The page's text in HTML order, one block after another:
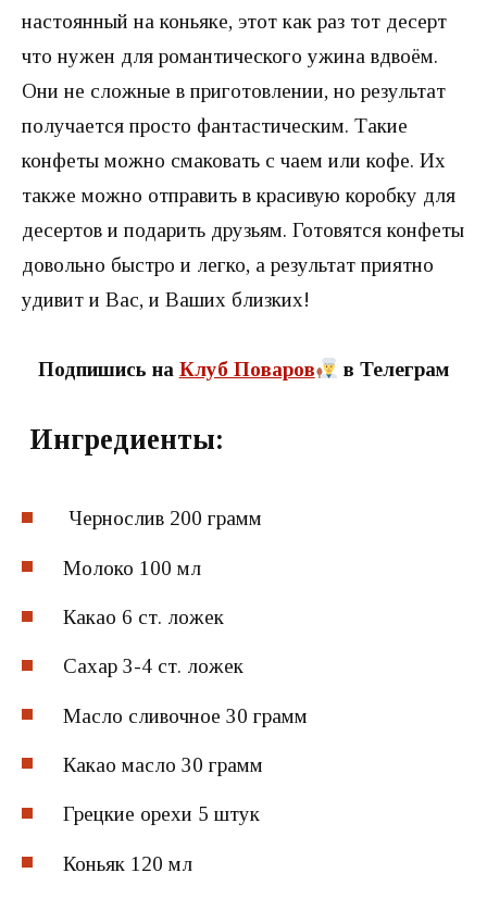
настоянный на коньяке, этот как раз тот десерт
что нужен для романтического ужина вдвоём.
Они не сложные в приготовлении, но результат
получается просто фантастическим. Такие
конфеты можно смаковать с чаем или кофе. Их
также можно отправить в красивую коробку для
десертов и подарить друзьям. Готовятся конфеты
довольно быстро и легко, а результат приятно
удивит и Вас, и Ваших близких!
Подпишись на Клуб Поваров в Телеграм
Ингредиенты:
Чернослив 200 грамм
Молоко 100 мл
Какао 6 ст. ложек
Сахар 3-4 ст. ложек
Масло сливочное 30 грамм
Какао масло 30 грамм
Грецкие орехи 5 штук
Коньяк 120 мл